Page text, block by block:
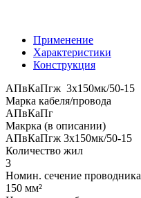
Применение
Характеристики
Конструкция
АПвКаПгж 3x150мк/50-15
Марка кабеля/провода
АПвКаПг
Макрка (в описании)
АПвКаПгж 3x150мк/50-15
Количество жил
3
Номин. сечение проводника
150 мм²